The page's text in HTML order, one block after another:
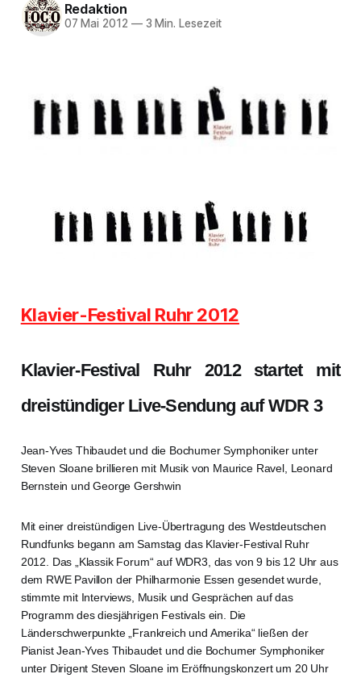
Redaktion
07 Mai 2012 —3 Min. Lesezeit
Klavier-Festival Ruhr 2012
Klavier-Festival Ruhr 2012 startet mit
dreistündiger Live-Sendung auf WDR 3
Jean-Yves Thibaudet und die Bochumer Symphoniker unter
Steven Sloane brillieren mit Musik von Maurice Ravel, Leonard
Bernstein und George Gershwin
Mit einer dreistündigen Live-Übertragung des Westdeutschen
Rundfunks begann am Samstag das Klavier-Festival Ruhr
2012. Das „Klassik Forum“ auf WDR3, das von 9 bis 12 Uhr aus
dem RWE Pavillon der Philharmonie Essen gesendet wurde,
stimmte mit Interviews, Musik und Gesprächen auf das
Programm des diesjährigen Festivals ein. Die
Länderschwerpunkte „Frankreich und Amerika“ ließen der
Pianist Jean-Yves Thibaudet und die Bochumer Symphoniker
unter Dirigent Steven Sloane im Eröffnungskonzert um 20 Uhr